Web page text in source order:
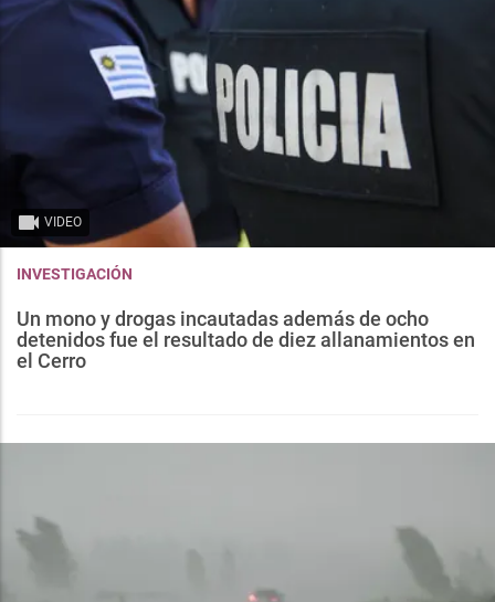
VIDEO
INVESTIGACIÓN
Un mono y drogas incautadas además de ocho
detenidos fue el resultado de diez allanamientos en
el Cerro